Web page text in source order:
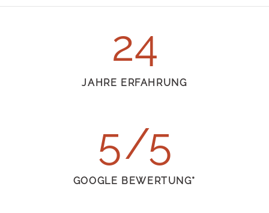
24
JAHRE ERFAHRUNG
5
GOOGLE BEWERTUNG*